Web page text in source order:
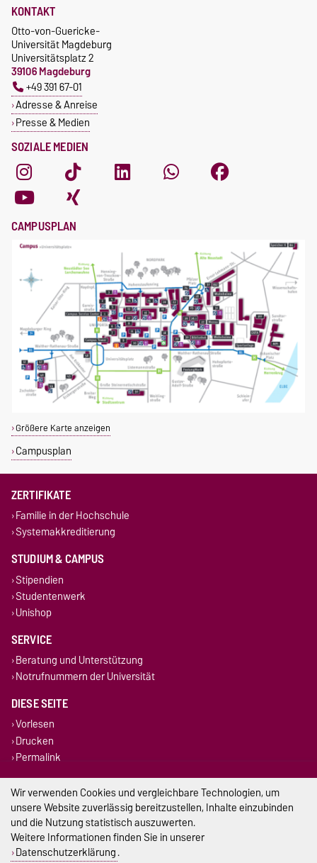
SOZIALE MEDIEN
KONTAKT
Otto-von-Guericke-
Universität Magdeburg
Universitätsplatz 2
39106 Magdeburg
+49 391 67-01
Adresse & Anreise
Presse & Medien
CAMPUSPLAN
Größere Karte anzeigen
Campusplan
ZERTIFIKATE
Familie in der Hochschule
Systemakkreditierung
STUDIUM & CAMPUS
Stipendien
Studentenwerk
Unishop
SERVICE
Beratung und Unterstützung
Notrufnummern der Universität
DIESE SEITE
Vorlesen
Drucken
Permalink
Impressum
Datenschutz
Wir verwenden Cookies und vergleichbare Technologien, um
unsere Website zuverlässig bereitzustellen, Inhalte einzubinden
und die Nutzung statistisch auszuwerten.
Weitere Informationen finden Sie in unserer
Datenschutzerklärung.